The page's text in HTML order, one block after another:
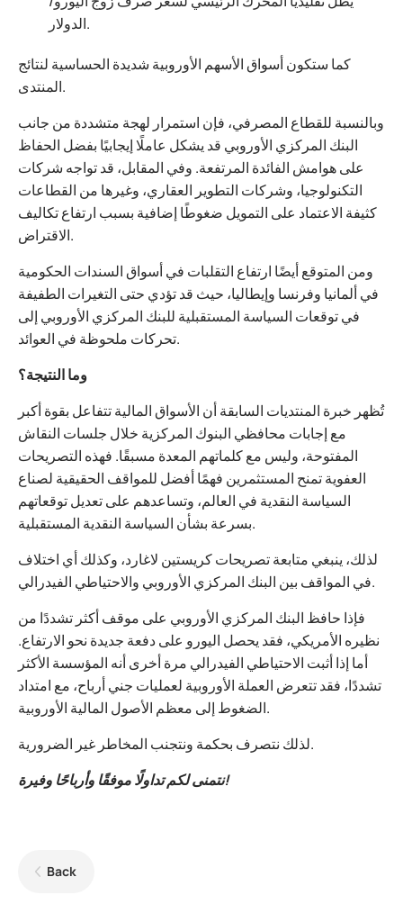
الدولار.
كما ستكون أسواق الأسهم الأوروبية شديدة الحساسية لنتائج
المنتدى.
وبالنسبة للقطاع المصرفي، فإن استمرار لهجة متشددة من جانب
البنك المركزي الأوروبي قد يشكل عاملًا إيجابيًا بفضل الحفاظ
على هوامش الفائدة المرتفعة. وفي المقابل، قد تواجه شركات
التكنولوجيا، وشركات التطوير العقاري، وغيرها من القطاعات
كثيفة الاعتماد على التمويل ضغوطًا إضافية بسبب ارتفاع تكاليف
الاقتراض.
ومن المتوقع أيضًا ارتفاع التقلبات في أسواق السندات الحكومية
في ألمانيا وفرنسا وإيطاليا، حيث قد تؤدي حتى التغيرات الطفيفة
في توقعات السياسة المستقبلية للبنك المركزي الأوروبي إلى
تحركات ملحوظة في العوائد.
وما النتيجة؟
تُظهر خبرة المنتديات السابقة أن الأسواق المالية تتفاعل بقوة أكبر
مع إجابات محافظي البنوك المركزية خلال جلسات النقاش
المفتوحة، وليس مع كلماتهم المعدة مسبقًا. فهذه التصريحات
العفوية تمنح المستثمرين فهمًا أفضل للمواقف الحقيقية لصناع
السياسة النقدية في العالم، وتساعدهم على تعديل توقعاتهم
بسرعة بشأن السياسة النقدية المستقبلية.
لذلك، ينبغي متابعة تصريحات كريستين لاغارد، وكذلك أي اختلاف
في المواقف بين البنك المركزي الأوروبي والاحتياطي الفيدرالي.
فإذا حافظ البنك المركزي الأوروبي على موقف أكثر تشددًا من
نظيره الأمريكي، فقد يحصل اليورو على دفعة جديدة نحو الارتفاع.
أما إذا أثبت الاحتياطي الفيدرالي مرة أخرى أنه المؤسسة الأكثر
تشددًا، فقد تتعرض العملة الأوروبية لعمليات جني أرباح، مع امتداد
الضغوط إلى معظم الأصول المالية الأوروبية.
لذلك نتصرف بحكمة ونتجنب المخاطر غير الضرورية.
نتمنى لكم تداولًا موفقًا وأرباحًا وفيرة!
Back